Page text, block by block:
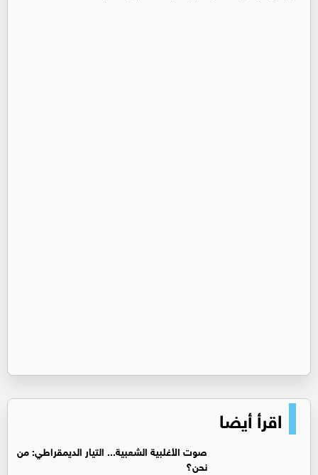
اقرأ أيضا
صوت الأغلبية الشعبية... التيار الديمقراطي: من
نحن؟